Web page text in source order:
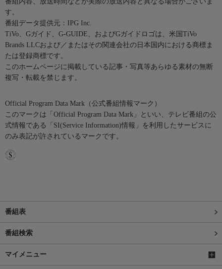
す。
番組データ提供元：IPG Inc.
TiVo、Gガイド、G-GUIDE、およびGガイドロゴは、米国TiVo
Brands LLCおよび／またはその関連会社の日本国内における商標ま
たは登録商標です。
このホームページに掲載している記事・写真等あらゆる素材の無断
複写・転載を禁じます。
Official Program Data Mark（公式番組情報マーク）
このマークは「Official Program Data Mark」といい、テレビ番組の公
式情報である「SI(Service Information)情報」を利用したサービスに
のみ表記が許されているマークです。
番組表
番組検索
マイメニュー